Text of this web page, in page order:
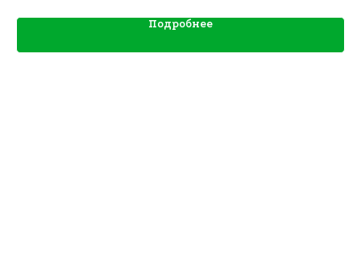
Подробнее